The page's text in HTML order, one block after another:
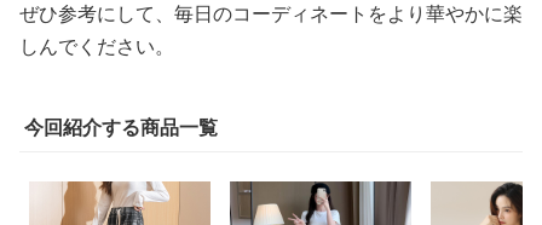
ぜひ参考にして、毎日のコーディネートをより華やかに楽
しんでください。
今回紹介する商品一覧